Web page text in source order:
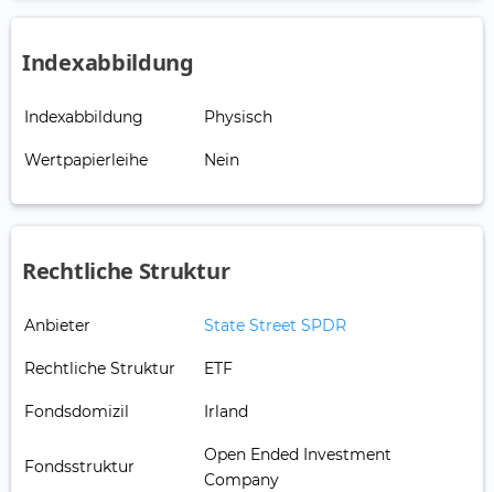
Indexabbildung
Indexabbildung Physisch
Wertpapierleihe Nein
Rechtliche Struktur
Anbieter State Street SPDR
Rechtliche Struktur ETF
Fondsdomizil Irland
Fondsstruktur
Open Ended Investment
Company